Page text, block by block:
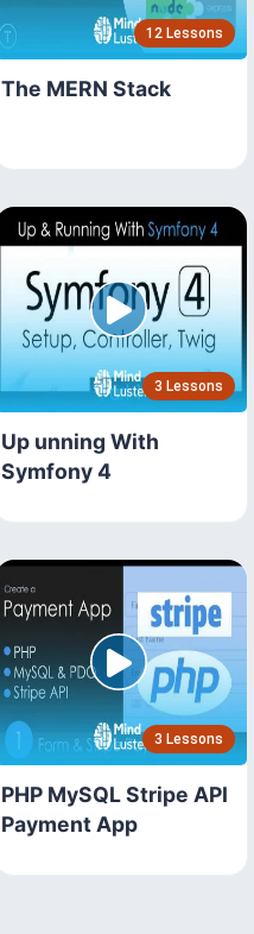
12 Lessons
The MERN Stack
3 Lessons
Up unning With
Symfony 4
3 Lessons
PHP MySQL Stripe API
Payment App